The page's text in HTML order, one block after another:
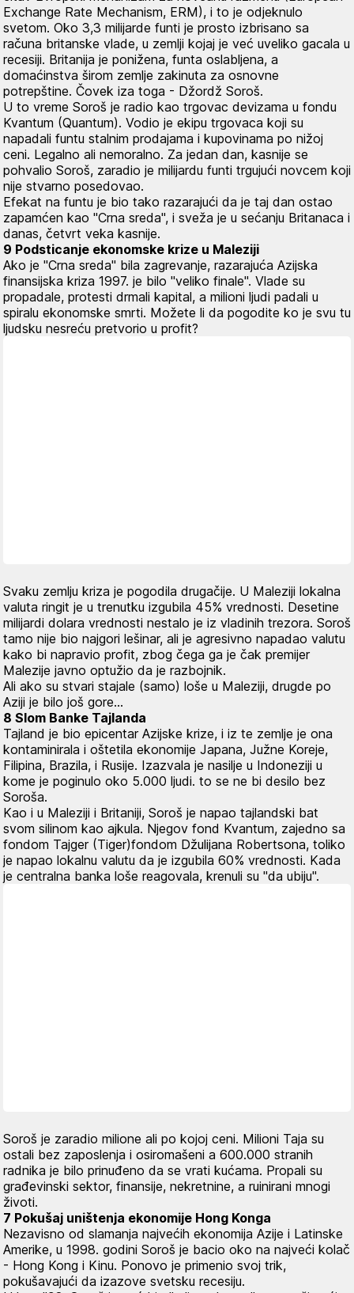
Exchange Rate Mechanism, ERM), i to je odjeknulo
svetom. Oko 3,3 milijarde funti je prosto izbrisano sa
računa britanske vlade, u zemlji kojaj je već uveliko gacala u
recesiji. Britanija je ponižena, funta oslabljena, a
domaćinstva širom zemlje zakinuta za osnovne
potrepštine. Čovek iza toga - Džordž Soroš.
U to vreme Soroš je radio kao trgovac devizama u fondu
Kvantum (Quantum). Vodio je ekipu trgovaca koji su
napadali funtu stalnim prodajama i kupovinama po nižoj
ceni. Legalno ali nemoralno. Za jedan dan, kasnije se
pohvalio Soroš, zaradio je milijardu funti trgujući novcem koji
nije stvarno posedovao.
Efekat na funtu je bio tako razarajući da je taj dan ostao
zapamćen kao "Crna sreda", i sveža je u sećanju Britanaca i
danas, četvrt veka kasnije.
9 Podsticanje ekonomske krize u Maleziji
Ako je "Crna sreda" bila zagrevanje, razarajuća Azijska
finansijska kriza 1997. je bilo "veliko finale". Vlade su
propadale, protesti drmali kapital, a milioni ljudi padali u
spiralu ekonomske smrti. Možete li da pogodite ko je svu tu
ljudsku nesreću pretvorio u profit?
Svaku zemlju kriza je pogodila drugačije. U Maleziji lokalna
valuta ringit je u trenutku izgubila 45% vrednosti. Desetine
milijardi dolara vrednosti nestalo je iz vladinih trezora. Soroš
tamo nije bio najgori lešinar, ali je agresivno napadao valutu
kako bi napravio profit, zbog čega ga je čak premijer
Malezije javno optužio da je razbojnik.
Ali ako su stvari stajale (samo) loše u Maleziji, drugde po
Aziji je bilo još gore...
8 Slom Banke Tajlanda
Tajland je bio epicentar Azijske krize, i iz te zemlje je ona
kontaminirala i oštetila ekonomije Japana, Južne Koreje,
Filipina, Brazila, i Rusije. Izazvala je nasilje u Indoneziji u
kome je poginulo oko 5.000 ljudi. to se ne bi desilo bez
Soroša.
Kao i u Maleziji i Britaniji, Soroš je napao tajlandski bat
svom silinom kao ajkula. Njegov fond Kvantum, zajedno sa
fondom Tajger (Tiger)fondom Džulijana Robertsona, toliko
je napao lokalnu valutu da je izgubila 60% vrednosti. Kada
je centralna banka loše reagovala, krenuli su "da ubiju".
Soroš je zaradio milione ali po kojoj ceni. Milioni Taja su
ostali bez zaposlenja i osiromašeni a 600.000 stranih
radnika je bilo prinuđeno da se vrati kućama. Propali su
građevinski sektor, finansije, nekretnine, a ruinirani mnogi
životi.
7 Pokušaj uništenja ekonomije Hong Konga
Nezavisno od slamanja najvećih ekonomija Azije i Latinske
Amerike, u 1998. godini Soroš je bacio oko na najveći kolač
- Hong Kong i Kinu. Ponovo je primenio svoj trik,
pokušavajući da izazove svetsku recesiju.